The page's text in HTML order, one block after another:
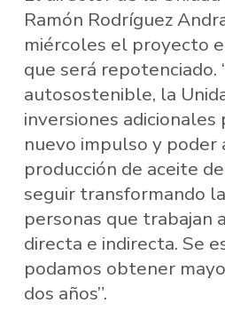
Ramón Rodríguez
miércoles el proyecto
que será repotenciado.
autosostenible, la
inversiones adicionales
nuevo impulso y poder
producción de aceite
seguir transformando
personas que trabajan
directa e indirecta. Se
podamos obtener
dos años”.